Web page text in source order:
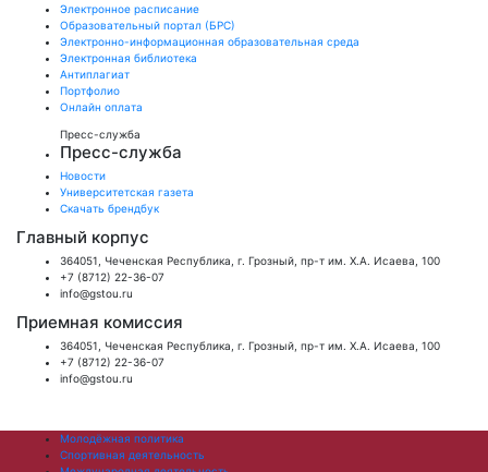
Электронное расписание
Образовательный портал (БРС)
Электронно-информационная образовательная среда
Электронная библиотека
Антиплагиат
Портфолио
Онлайн оплата
Пресс-служба
Пресс-служба
Новости
Университетская газета
Скачать брендбук
Главный корпус
364051, Чеченская Республика, г. Грозный, пр-т им. Х.А. Исаева, 100
+7 (8712) 22-36-07
info@gstou.ru
Приемная комиссия
364051, Чеченская Республика, г. Грозный, пр-т им. Х.А. Исаева, 100
+7 (8712) 22-36-07
info@gstou.ru
Молодёжная политика
Спортивная деятельность